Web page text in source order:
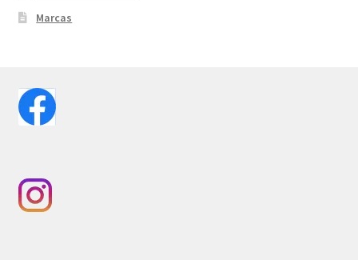
Marcas